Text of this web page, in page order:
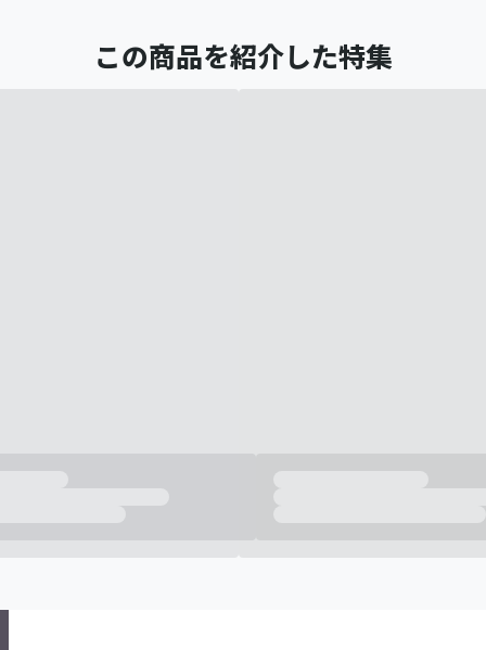
この商品を紹介した特集